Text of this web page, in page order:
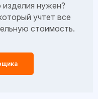
изделия нужен?
учтет все
стоимость.